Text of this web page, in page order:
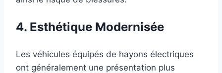
4. Esthétique Modernisée
Les véhicules équipés de hayons électriques
ont généralement une présentation plus